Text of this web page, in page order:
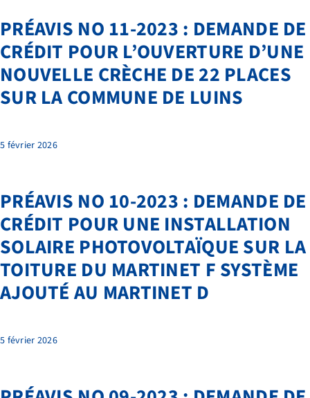
LIENS ET DOCUMENTS UTILES
CONTACT
QUI SOMMES-NOUS
PRÉAVIS NO 11-2023 : DEMANDE DE
CRÉDIT POUR L’OUVERTURE D’UNE
NOUVELLE CRÈCHE DE 22 PLACES
SUR LA COMMUNE DE LUINS
5 février 2026
PRÉAVIS NO 10-2023 : DEMANDE DE
CRÉDIT POUR UNE INSTALLATION
SOLAIRE PHOTOVOLTAÏQUE SUR LA
TOITURE DU MARTINET F SYSTÈME
AJOUTÉ AU MARTINET D
5 février 2026